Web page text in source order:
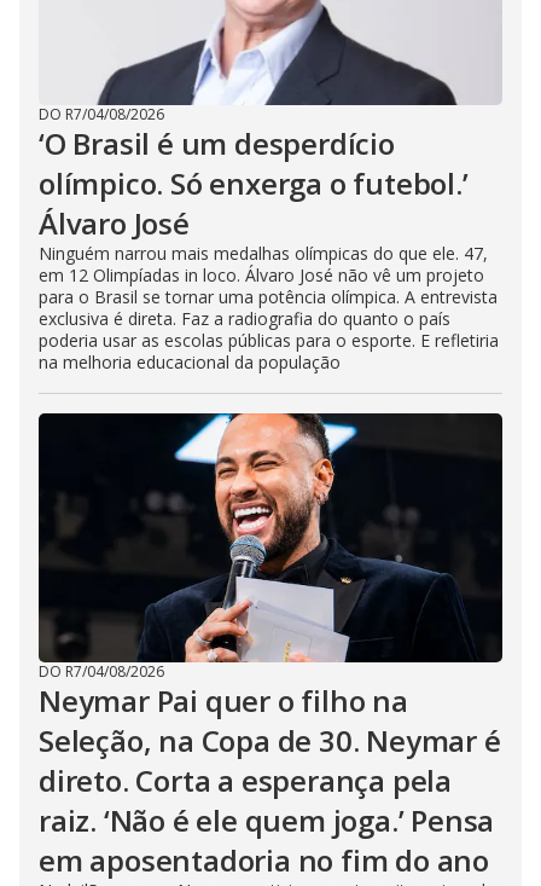
DO R7/04/08/2026
‘O Brasil é um desperdício
olímpico. Só enxerga o futebol.’
Álvaro José
Ninguém narrou mais medalhas olímpicas do que ele. 47,
em 12 Olimpíadas in loco. Álvaro José não vê um projeto
para o Brasil se tornar uma potência olímpica. A entrevista
exclusiva é direta. Faz a radiografia do quanto o país
poderia usar as escolas públicas para o esporte. E refletiria
na melhoria educacional da população
DO R7/04/08/2026
Neymar Pai quer o filho na
Seleção, na Copa de 30. Neymar é
direto. Corta a esperança pela
raiz. ‘Não é ele quem joga.’ Pensa
em aposentadoria no fim do ano